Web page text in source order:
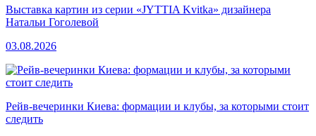
Выставка картин из серии «JYTTIA Kvitka» дизайнера
Натальи Гоголевой
03.08.2026
Рейв-вечеринки Киева: формации и клубы, за которыми стоит
следить